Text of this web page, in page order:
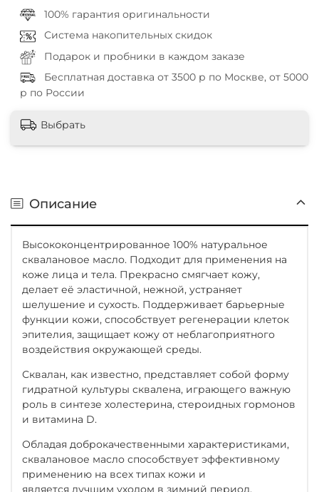
100% гарантия оригинальности
Система накопительных скидок
Подарок и пробники в каждом заказе
Бесплатная доставка от 3500 р по Москве, от 5000
р по России
Выбрать
Описание
Высококонцентрированное 100% натуральное
сквалановое масло. Подходит для применения на
коже лица и тела. Прекрасно смягчает кожу,
делает её эластичной, нежной, устраняет
шелушение и сухость. Поддерживает барьерные
функции кожи, способствует регенерации клеток
эпителия, защищает кожу от неблагоприятного
воздействия окружающей среды.
Сквалан, как известно, представляет собой форму
гидратной культуры сквалена, играющего важную
роль в синтезе холестерина, стероидных гормонов
и витамина D.
Обладая доброкачественными характеристиками,
сквалановое масло способствует эффективному
применению на всех типах кожи и
является лучшим уходом в зимний период.